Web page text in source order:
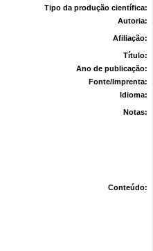
Tipo da produção científica:
Autoria:
Afiliação:
Título:
Ano de publicação:
Fonte/Imprenta:
Idioma:
Notas:
Conteúdo: